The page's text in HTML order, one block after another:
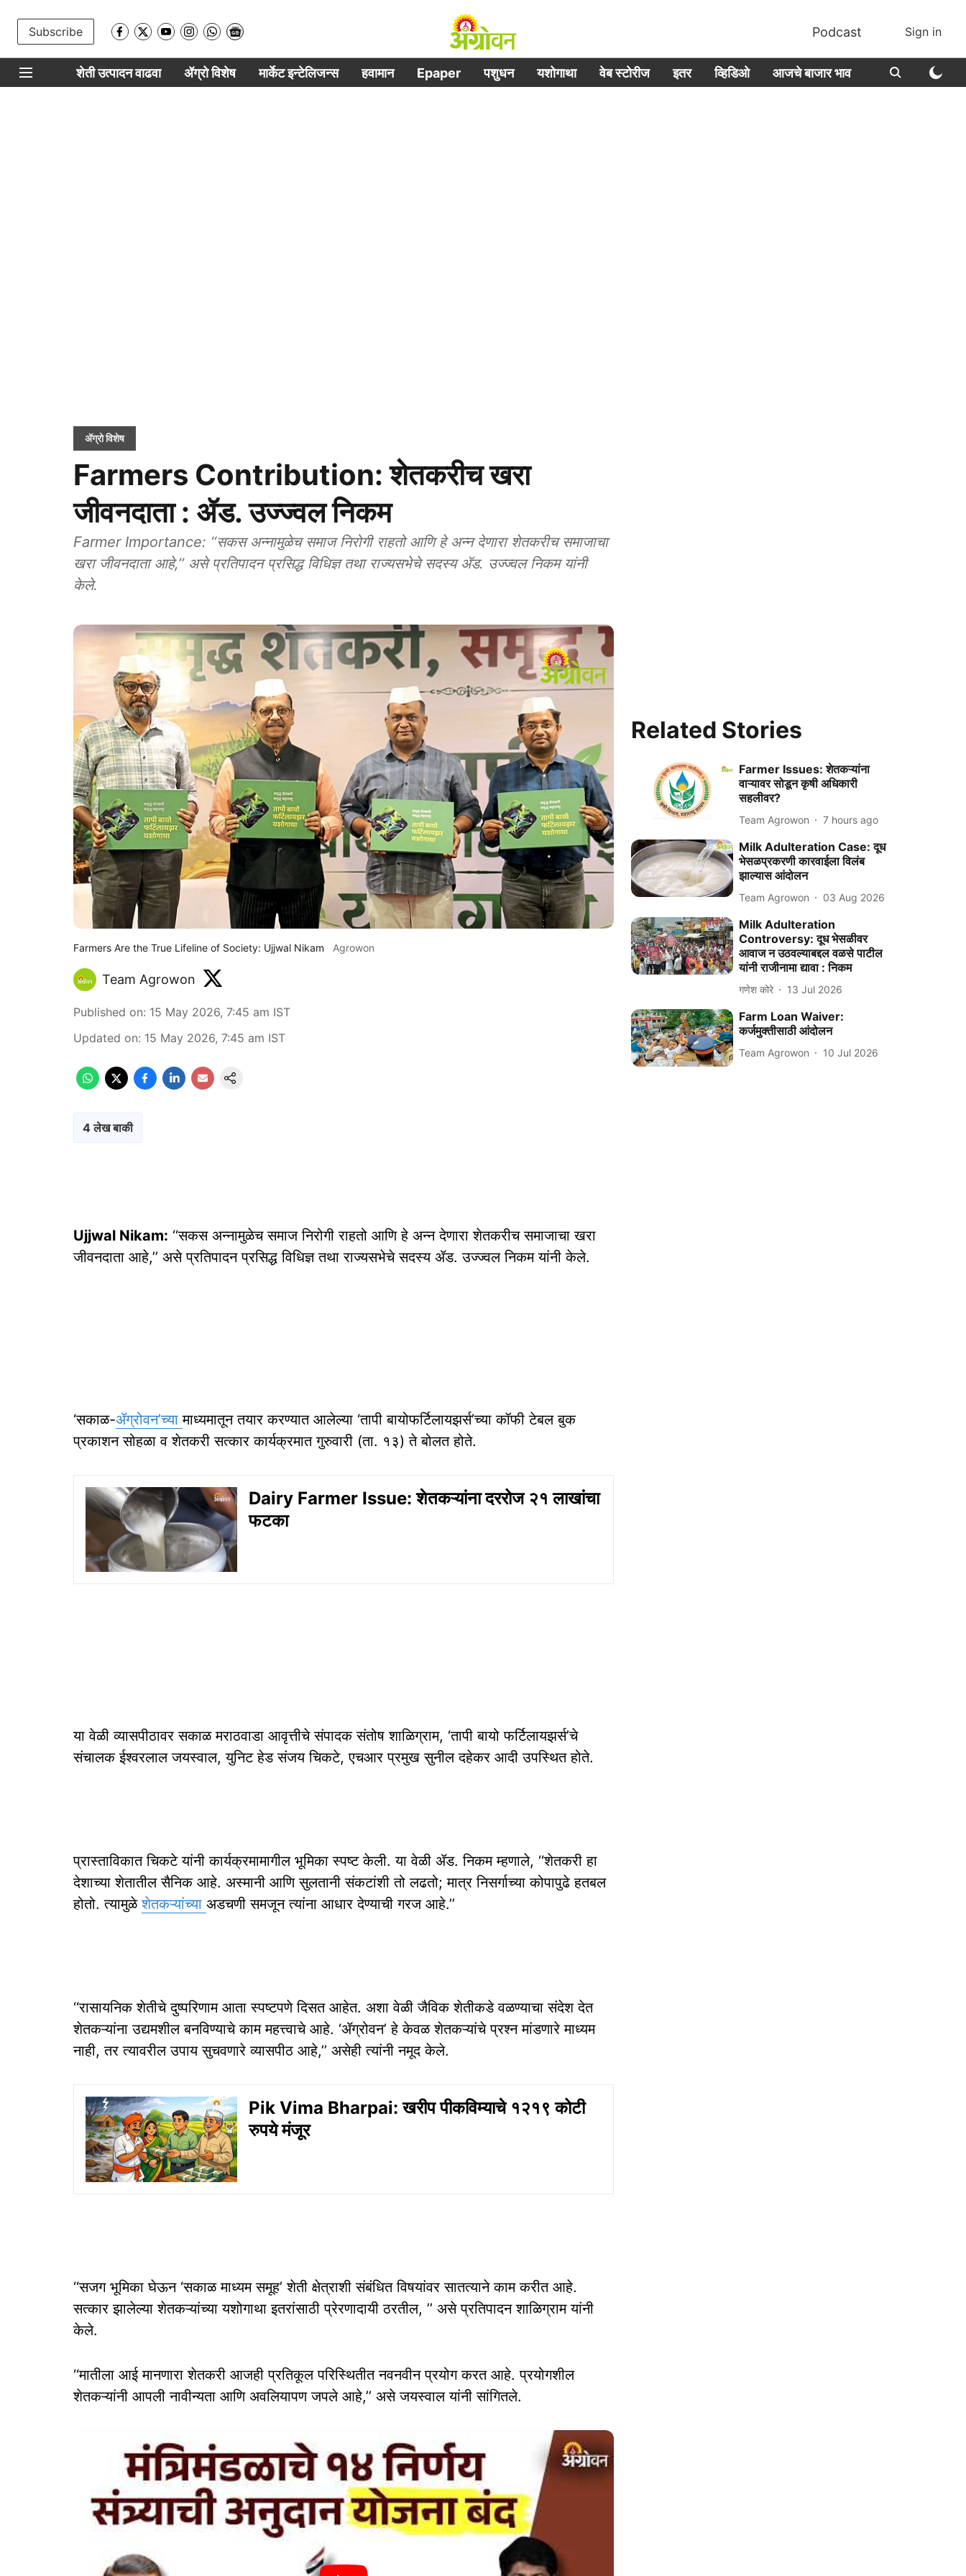
Subscribe Podcast Sign in
शेती उत्पादन वाढवा ॲग्रो विशेष मार्केट इन्टेलिजन्स हवामान Epaper पशुधन यशोगाथा वेब स्टोरीज इतर व्हिडिओ आजचे बाजार भाव
ॲग्रो विशेष
Farmers Contribution: शेतकरीच खरा
जीवनदाता : ॲड. उज्ज्वल निकम
Farmer Importance: ‘‘सकस अन्नामुळेच समाज निरोगी राहतो आणि हे अन्न देणारा शेतकरीच समाजाचा
खरा जीवनदाता आहे,’’ असे प्रतिपादन प्रसिद्ध विधिज्ञ तथा राज्यसभेचे सदस्य ॲड. उज्ज्वल निकम यांनी
केले.
Farmers Are the True Lifeline of Society: Ujjwal Nikam Agrowon
Team Agrowon
Published on: 15 May 2026, 7:45 am IST
Updated on: 15 May 2026, 7:45 am IST
4 लेख बाकी
Ujjwal Nikam: ‘‘सकस अन्नामुळेच समाज निरोगी राहतो आणि हे अन्न देणारा शेतकरीच समाजाचा खरा
जीवनदाता आहे,’’ असे प्रतिपादन प्रसिद्ध विधिज्ञ तथा राज्यसभेचे सदस्य ॲड. उज्ज्वल निकम यांनी केले.
‘सकाळ-ॲग्रोवन’च्यामाध्यमातून तयार करण्यात आलेल्या ‘तापी बायोफर्टिलायझर्स’च्या कॉफी टेबल बुक
प्रकाशन सोहळा व शेतकरी सत्कार कार्यक्रमात गुरुवारी (ता. १३) ते बोलत होते.
Dairy Farmer Issue: शेतकऱ्यांना दररोज २१ लाखांचा
फटका
या वेळी व्यासपीठावर सकाळ मराठवाडा आवृत्तीचे संपादक संतोष शाळिग्राम, ‘तापी बायो फर्टिलायझर्स’चे
संचालक ईश्वरलाल जयस्वाल, युनिट हेड संजय चिकटे, एचआर प्रमुख सुनील दहेकर आदी उपस्थित होते.
प्रास्ताविकात चिकटे यांनी कार्यक्रमामागील भूमिका स्पष्ट केली. या वेळी ॲड. निकम म्हणाले, ‘‘शेतकरी हा
देशाच्या शेतातील सैनिक आहे. अस्मानी आणि सुलतानी संकटांशी तो लढतो; मात्र निसर्गाच्या कोपापुढे हतबल
होतो. त्यामुळेशेतकऱ्यांच्या अडचणी समजून त्यांना आधार देण्याची गरज आहे.’’
‘‘रासायनिक शेतीचे दुष्परिणाम आता स्पष्टपणे दिसत आहेत. अशा वेळी जैविक शेतीकडे वळण्याचा संदेश देत
शेतकऱ्यांना उद्यमशील बनविण्याचे काम महत्त्वाचे आहे. ‘ॲग्रोवन’ हे केवळ शेतकऱ्यांचे प्रश्न मांडणारे माध्यम
नाही, तर त्यावरील उपाय सुचवणारे व्यासपीठ आहे,’’ असेही त्यांनी नमूद केले.
Pik Vima Bharpai: खरीप पीकविम्याचे १२१९ कोटी
रुपये मंजूर
‘‘सजग भूमिका घेऊन ‘सकाळ माध्यम समूह’ शेती क्षेत्राशी संबंधित विषयांवर सातत्याने काम करीत आहे.
सत्कार झालेल्या शेतकऱ्यांच्या यशोगाथा इतरांसाठी प्रेरणादायी ठरतील, ’’ असे प्रतिपादन शाळिग्राम यांनी
केले.
‘‘मातीला आई मानणारा शेतकरी आजही प्रतिकूल परिस्थितीत नवनवीन प्रयोग करत आहे. प्रयोगशील
शेतकऱ्यांनी आपली नावीन्यता आणि अवलियापण जपले आहे,’’ असे जयस्वाल यांनी सांगितले.
Related Stories
Farmer Issues: शेतकऱ्यांना
वाऱ्यावर सोडून कृषी अधिकारी
सहलीवर?
Team Agrowon 7 hours ago
Milk Adulteration Case: दूध
भेसळप्रकरणी कारवाईला विलंब
झाल्यास आंदोलन
Team Agrowon 03 Aug 2026
Milk Adulteration
Controversy: दूध भेसळीवर
आवाज न उठवल्याबद्दल वळसे पाटील
यांनी राजीनामा द्यावा : निकम
गणेश कोरे 13 Jul 2026
Farm Loan Waiver:
कर्जमुक्तीसाठी आंदोलन
Team Agrowon 10 Jul 2026